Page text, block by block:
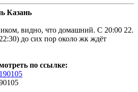
Казань
видно, что домашний. С 20:00 22.
до сих пор около жк ждёт
по ссылке: